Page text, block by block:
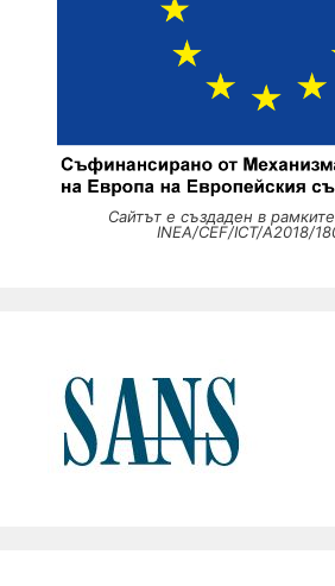
Сайтът е създаден в
INEA/CEF/ICT/A2018/